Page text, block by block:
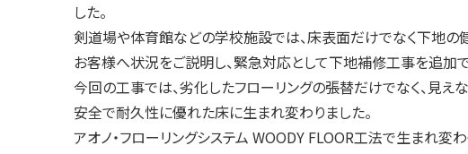
した。
剣道場や体育館などの学校施設では、床表面だけでなく下地の
お客様へ状況をご説明し、緊急対応として下地補修工事を追加
今回の工事では、劣化したフローリングの張替だけでなく、見
安全で耐久性に優れた床に生まれ変わりました。
アオノ・フローリングシステム WOODY FLOOR工法で生まれ変